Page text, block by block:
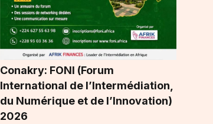
Conakry: FONI (Forum
International de l’Intermédiation,
du Numérique et de l’Innovation)
2026